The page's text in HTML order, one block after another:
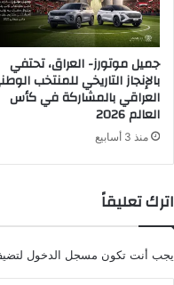
جميل موتورز- العراق، تحتفي
بالإنجاز التاريخي للمنتخب
العراقي بالمشاركة في كأس
العالم 2026
منذ 3 أسابيع
اترك تعليقاً
يجب أنت تكون مسجل الدخول